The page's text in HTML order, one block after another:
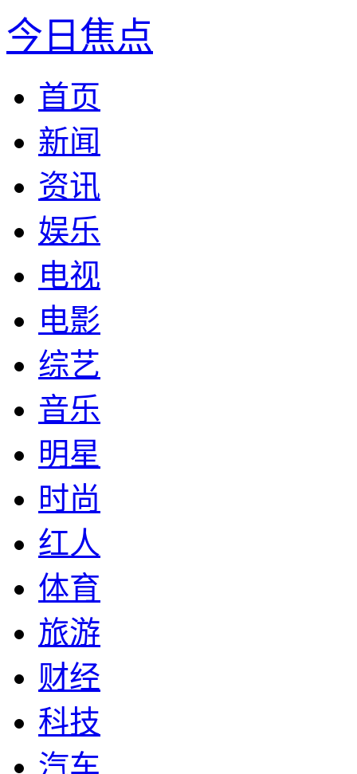
今日焦点
首页
新闻
资讯
娱乐
电视
电影
综艺
音乐
明星
时尚
红人
体育
旅游
财经
科技
汽车